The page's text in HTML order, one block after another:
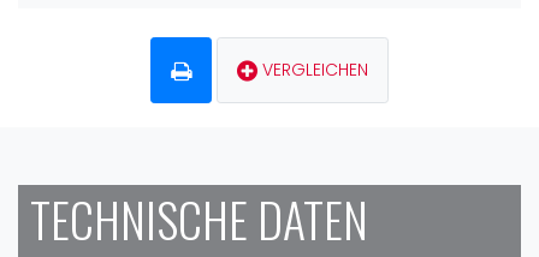
VERGLEICHEN
TECHNISCHE DATEN